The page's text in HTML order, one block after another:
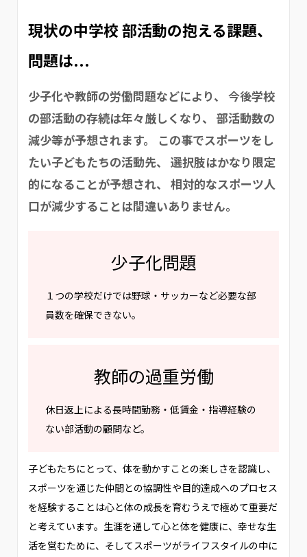
現状の中学校 部活動の抱える課題、
問題は...
少子化や教師の労働問題などにより、 今後学校
の部活動の存続は年々厳しくなり、 部活動数の
減少等が予想されます。
この事でスポーツをし
たい子どもたちの活動先、 選択肢はかなり限定
的になることが予想され、 相対的なスポーツ人
口が減少することは間違いありません。
少子化問題
１つの学校だけでは野球・サッカーなど必要な部
員数を確保できない。
教師の過重労働
休日返上による長時間勤務・低賃金・指導経験の
ない部活動の顧問など。
子どもたちにとって、体を動かすことの楽しさを認識し、
スポーツを通じた仲間との協調性や目的達成へのプロセス
を経験することは心と体の成長を育むうえで極めて重要だ
と考えています。​生涯を通して心と体を健康に、幸せな生
活を営むために、そしてスポーツがライフスタイルの中に